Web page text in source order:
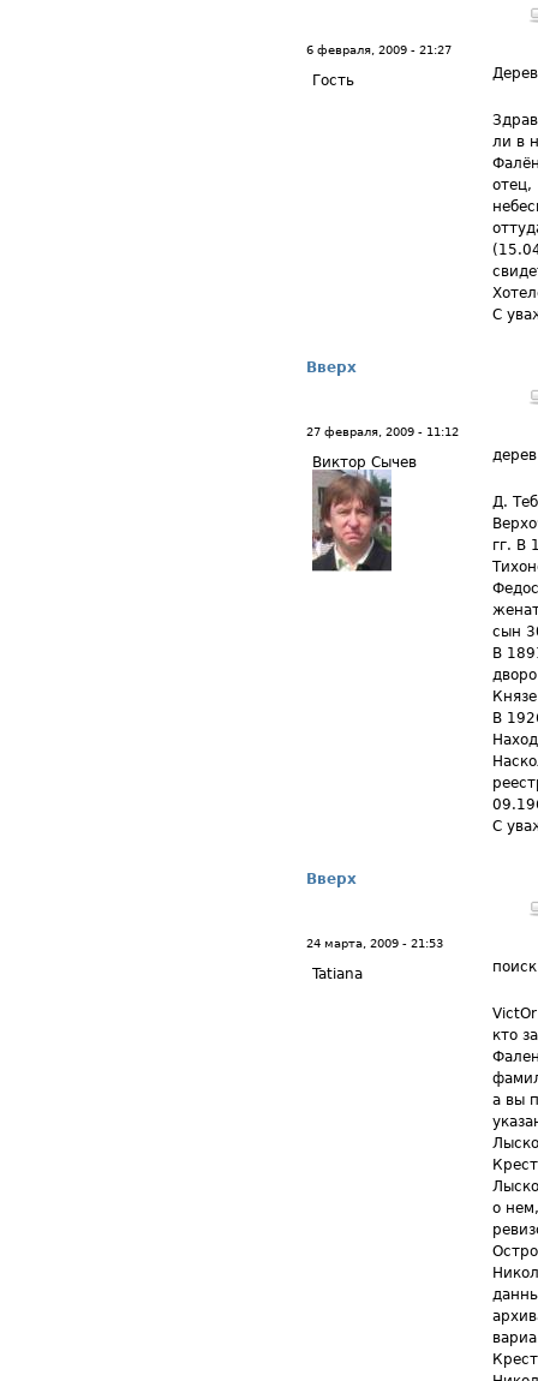
6 февраля, 2009 - 21:27
Гость
ли в
отец,
С
Вверх
27 февраля, 2009 - 11:12
Виктор Сычев
Д.
гг. В
сын
В
В
С
Вверх
24 марта, 2009 - 21:53
Tatiana
кто
а вы
о